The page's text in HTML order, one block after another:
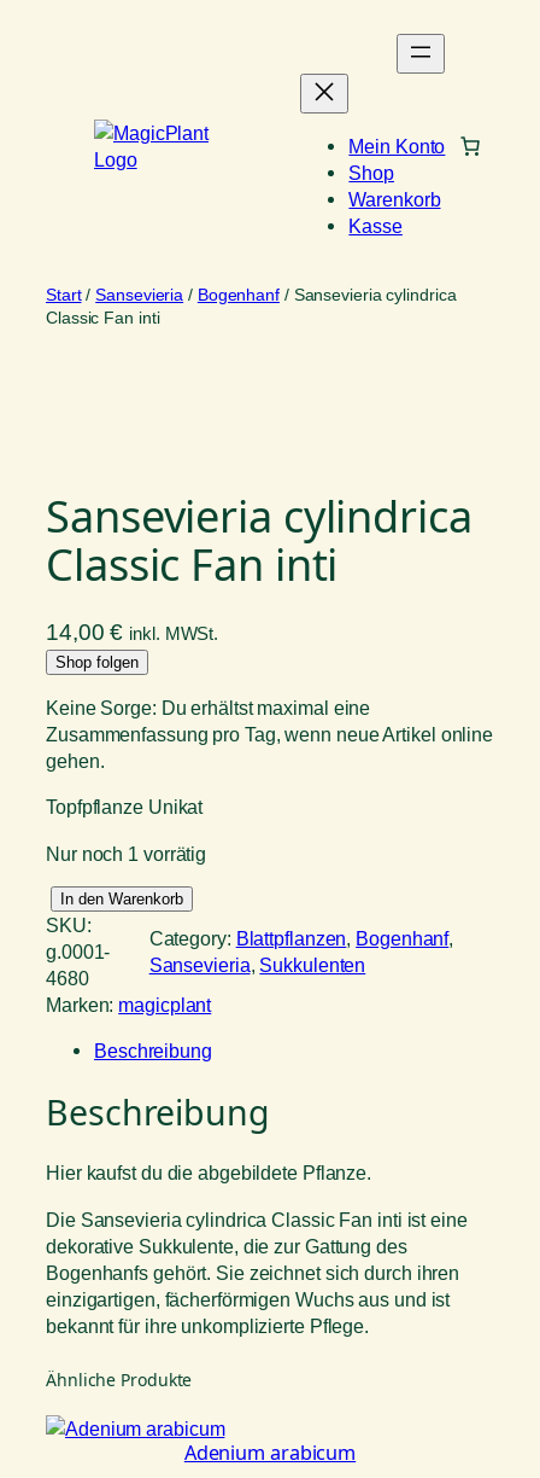
Mein Konto
Shop
Warenkorb
Kasse
Start/Sansevieria / Bogenhanf/ Sansevieria cylindrica
Classic Fan inti
Sansevieria cylindrica
Classic Fan inti
14,00€ inkl. MWSt.
Shop folgen
Keine Sorge: Du erhältst maximal eine
Zusammenfassung pro Tag, wenn neue Artikel online
gehen.
Topfpflanze Unikat
Nur noch 1 vorrätig
a
n
s
e
a
y
l
i
n
d
i
a
In den Warenkorb
SKU:
g.0001-
4680
Category: Blattpflanzen, Bogenhanf
Sansevieria, Sukkulenten
Marken: magicplant
Beschreibung
Beschreibung
Hier kaufst du die abgebildete Pflanze.
Die Sansevieria cylindrica Classic Fan inti ist eine
dekorative Sukkulente, die zur Gattung des
Bogenhanfs gehört. Sie zeichnet sich durch ihren
einzigartigen, fächerförmigen Wuchs aus und ist
bekannt für ihre unkomplizierte Pflege.
Ähnliche Produkte
Adenium arabicum